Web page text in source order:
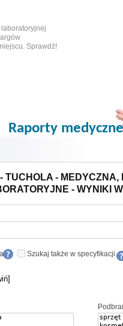
Sprawdź!
Raporty medyczne
TUCHOLA -
- WYNIKI
Szukaj także w specyfikacji